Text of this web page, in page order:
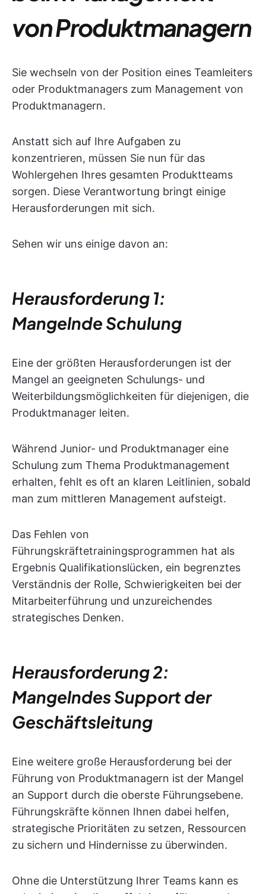
von Produktmanagern
Sie wechseln von der Position eines Teamleiters
oder Produktmanagers zum Management von
Produktmanagern.
Anstatt sich auf Ihre Aufgaben zu
konzentrieren, müssen Sie nun für das
Wohlergehen Ihres gesamten Produktteams
sorgen. Diese Verantwortung bringt einige
Herausforderungen mit sich.
Sehen wir uns einige davon an:
Herausforderung 1:
Mangelnde Schulung
Eine der größten Herausforderungen ist der
Mangel an geeigneten Schulungs- und
Weiterbildungsmöglichkeiten für diejenigen, die
Produktmanager leiten.
Während Junior- und Produktmanager eine
Schulung zum Thema Produktmanagement
erhalten, fehlt es oft an klaren Leitlinien, sobald
man zum mittleren Management aufsteigt.
Das Fehlen von
Führungskräftetrainingsprogrammen hat als
Ergebnis Qualifikationslücken, ein begrenztes
Verständnis der Rolle, Schwierigkeiten bei der
Mitarbeiterführung und unzureichendes
strategisches Denken.
Herausforderung 2:
Mangelndes Support der
Geschäftsleitung
Eine weitere große Herausforderung bei der
Führung von Produktmanagern ist der Mangel
an Support durch die oberste Führungsebene.
Führungskräfte können Ihnen dabei helfen,
strategische Prioritäten zu setzen, Ressourcen
zu sichern und Hindernisse zu überwinden.
Ohne die Unterstützung Ihrer Teams kann es